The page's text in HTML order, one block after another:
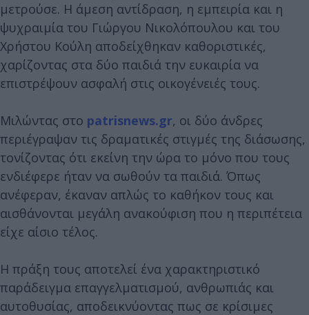
μετρούσε. Η άμεση αντίδραση, η εμπειρία και η
ψυχραιμία του Γιώργου Νικολόπουλου και του
Χρήστου Κούλη αποδείχθηκαν καθοριστικές,
χαρίζοντας στα δύο παιδιά την ευκαιρία να
επιστρέψουν ασφαλή στις οικογένειές τους.
Μιλώντας στo patrisnews.gr, οι δύο άνδρες
περιέγραψαν τις δραματικές στιγμές της διάσωσης,
τονίζοντας ότι εκείνη την ώρα το μόνο που τους
ενδιέφερε ήταν να σωθούν τα παιδιά. Όπως
ανέφεραν, έκαναν απλώς το καθήκον τους και
αισθάνονται μεγάλη ανακούφιση που η περιπέτεια
είχε αίσιο τέλος.
Η πράξη τους αποτελεί ένα χαρακτηριστικό
παράδειγμα επαγγελματισμού, ανθρωπιάς και
αυτοθυσίας, αποδεικνύοντας πως σε κρίσιμες